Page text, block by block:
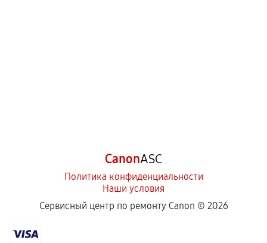
CanonASC
Политика конфиденциальности
Наши условия
Сервисный центр по ремонту Canon © 2026